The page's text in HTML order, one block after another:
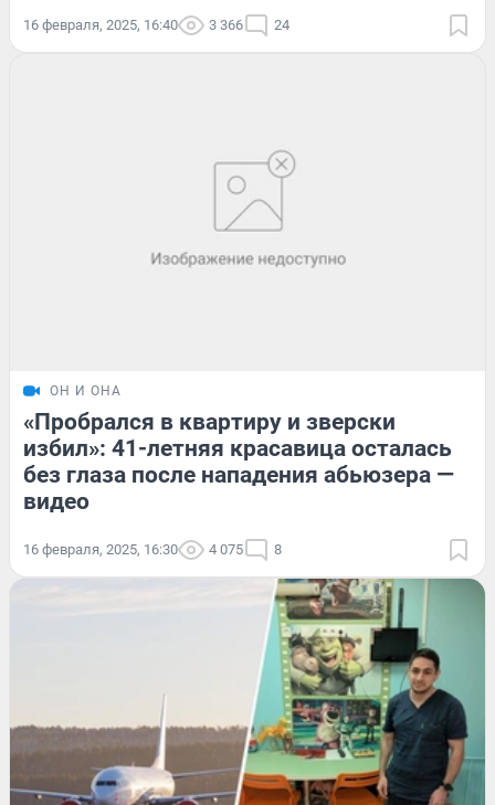
16 февраля, 2025, 16:40 3 366 24
ОН И ОНА
«Пробрался в квартиру и зверски
избил»: 41-летняя красавица осталась
без глаза после нападения абьюзера —
видео
16 февраля, 2025, 16:30 4 075 8